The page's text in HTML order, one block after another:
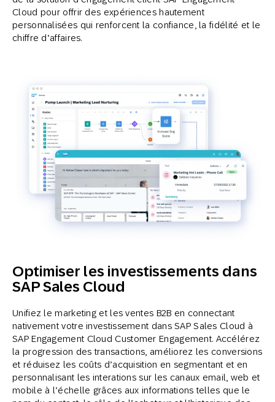
Cloud pour offrir des expériences hautement
personnalisées qui renforcent la confiance, la fidélité et le
chiffre d’affaires.
Optimiser les investissements dans
SAP Sales Cloud
Unifiez le marketing et les ventes B2B en connectant
nativement votre investissement dans SAP Sales Cloud à
SAP Engagement Cloud Customer Engagement. Accélérez
la progression des transactions, améliorez les conversions
et réduisez les coûts d’acquisition en segmentant et en
personnalisant les interations sur les canaux email, web et
mobile à l’échelle grâces aux informations telles que le